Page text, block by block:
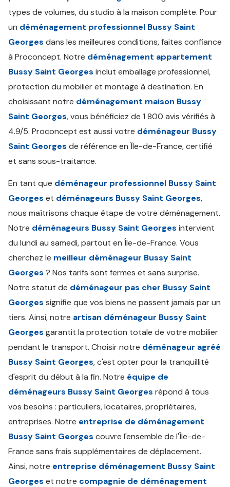
types de volumes, du studio à la maison complète. Pour
un déménagement professionnel Bussy Saint
Georges dans les meilleures conditions, faites confiance
à Proconcept. Notre déménagement appartement
Bussy Saint Georges inclut emballage professionnel,
protection du mobilier et montage à destination. En
choisissant notre déménagement maison Bussy
Saint Georges, vous bénéficiez de 1 800 avis vérifiés à
4.9/5. Proconcept est aussi votre déménageur Bussy
Saint Georges de référence en Île-de-France, certifié
et sans sous-traitance.
En tant que déménageur professionnel Bussy Saint
Georges et déménageurs Bussy Saint Georges,
nous maîtrisons chaque étape de votre déménagement.
Notre déménageurs Bussy Saint Georges intervient
du lundi au samedi, partout en Île-de-France. Vous
cherchez le meilleur déménageur Bussy Saint
Georges ? Nos tarifs sont fermes et sans surprise.
Notre statut de déménageur pas cher Bussy Saint
Georges signifie que vos biens ne passent jamais par un
tiers. Ainsi, notre artisan déménageur Bussy Saint
Georges garantit la protection totale de votre mobilier
pendant le transport. Choisir notre déménageur agréé
Bussy Saint Georges, c'est opter pour la tranquillité
d'esprit du début à la fin. Notre équipe de
déménageurs Bussy Saint Georges répond à tous
vos besoins : particuliers, locataires, propriétaires,
entreprises. Notre entreprise de déménagement
Bussy Saint Georges couvre l'ensemble de l'Île-de-
France sans frais supplémentaires de déplacement.
Ainsi, notre entreprise déménagement Bussy Saint
Georges et notre compagnie de déménagement